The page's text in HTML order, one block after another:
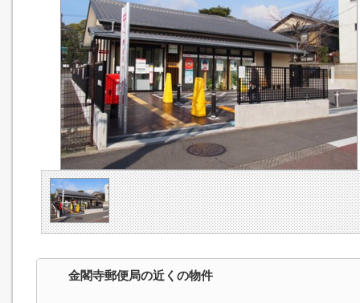
金閣寺郵便局の近くの物件